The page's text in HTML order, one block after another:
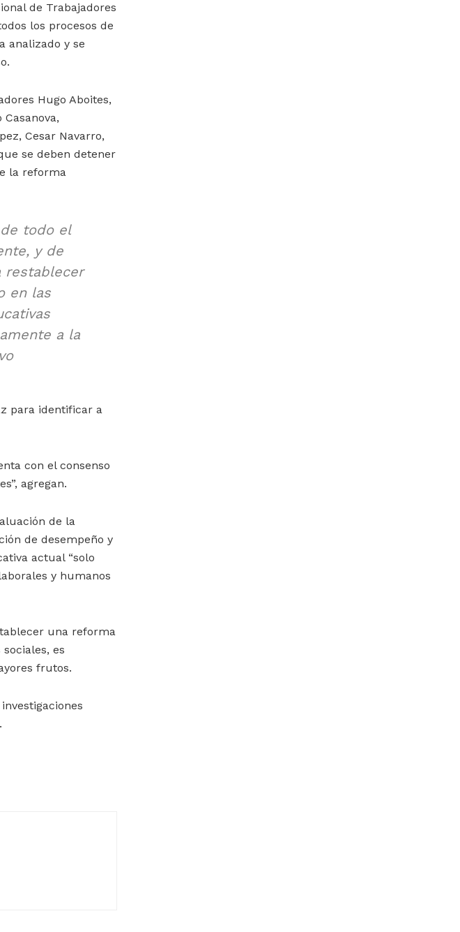
de Trabajadores
los procesos de
analizado y se
Hugo Aboites,
Cesar Navarro,
se deben detener
la reforma
todo el
y de
restablecer
en las
a la
para identificar a
con el consenso
agregan.
de la
de desempeño y
actual “solo
y humanos
una reforma
es
frutos.